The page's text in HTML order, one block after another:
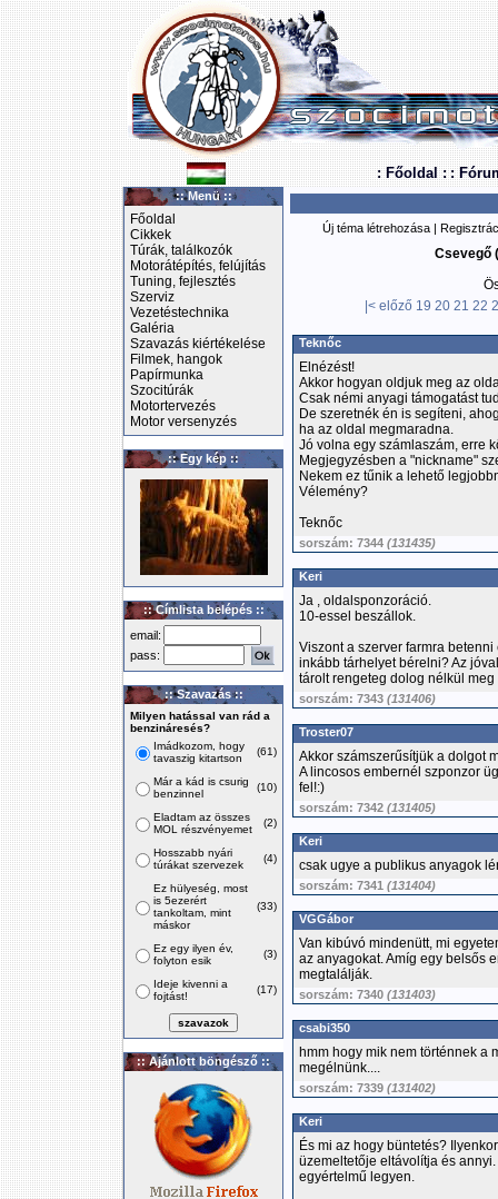
: Főoldal : :
:: Menü ::
Főoldal
Cikkek
Túrák, találkozók
Motorátépítés, felújítás
Tuning, fejlesztés
Szerviz
Vezetéstechnika
Galéria
Szavazás kiértékelése
Filmek, hangok
Papírmunka
Szocitúrák
Motortervezés
Motor versenyzés
:: Egy kép ::
:: Címlista belépés ::
email:
pass:
:: Szavazás ::
Milyen hatással van rád a
benzináresés?
Imádkozom, hogy
tavaszig kitartson
(61)
Már a kád is csurig
benzinnel
(10)
Eladtam az összes
MOL részvényemet
(2)
Hosszabb nyári
túrákat szervezek
(4)
Ez hülyeség, most
is 5ezerért
tankoltam, mint
máskor
(33)
Ez egy ilyen év,
folyton esik
(3)
Ideje kivenni a
fojtást!
(17)
:: Ajánlott böngésző ::
Új téma létrehozása |
Csevegő
|< előző 19 20 21 22
Teknőc
Elnézést!
Akkor hogyan oldjuk meg az
Csak némi anyagi támogatást
De szeretnék én is segíteni,
ha az oldal megmaradna.
Jó volna egy számlaszám, erre
Megjegyzésben a "nickname"
Nekem ez tűnik a lehető
Vélemény?
Teknőc
sorszám: 7344 (131435)
Keri
Ja , oldalsponzoráció.
10-essel beszállok.
Viszont a szerver farmra
inkább tárhelyet bérelni? Az
tárolt rengeteg dolog nélkül
sorszám: 7343 (131406)
Troster07
Akkor számszerűsítjük a dolgot
A lincosos embernél szponzor
fel!:)
sorszám: 7342 (131405)
Keri
csak ugye a publikus anyagok
sorszám: 7341 (131404)
VGGábor
Van kibúvó mindenütt, mi
az anyagokat. Amíg egy belsős
megtalálják.
sorszám: 7340 (131403)
csabi350
hmm hogy mik nem történnek a
megélnünk....
sorszám: 7339 (131402)
Keri
És mi az hogy büntetés?
üzemeltetője eltávolítja és
egyértelmű legyen.